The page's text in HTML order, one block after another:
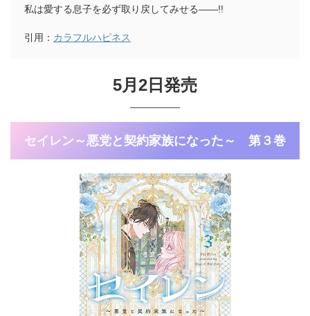
私は愛する息子を必ず取り戻してみせる――!!
引用： カラフルハピネス
5月2日発売
セイレン～悪党と契約家族になった～ 第３巻